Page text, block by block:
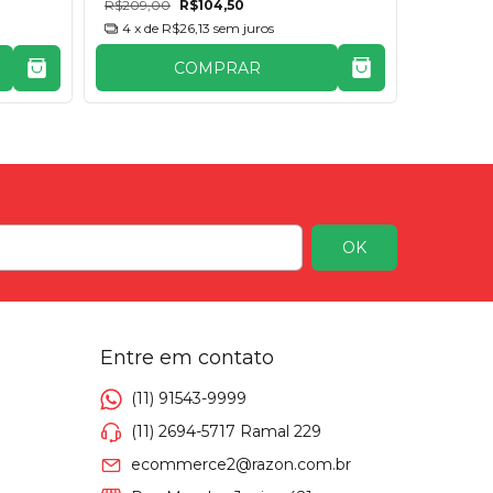
R$209,00 R$104,50
4 x de R$26,13 sem juros
COMPRAR
Entre em contato
(11) 91543-9999
(11) 2694-5717 Ramal 229
ecommerce2@razon.com.br